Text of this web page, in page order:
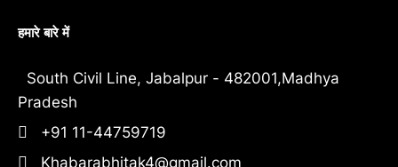
हमारे बारे में
South Civil Line, Jabalpur - 482001,Madhya
Pradesh
+91 11-44759719
Khabarabhitak4@gmail.com